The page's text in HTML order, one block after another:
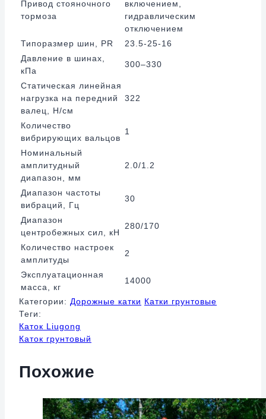
Привод стояночного
тормоза
включением,
гидравлическим
отключением
Типоразмер шин, PR
23.5-25-16
Давление в шинах,
кПа
300–330
Статическая линейная
нагрузка на передний
валец, Н/см
322
Количество
вибрирующих вальцов
1
Номинальный
амплитудный
диапазон, мм
2.0/1.2
Диапазон частоты
вибраций, Гц
30
Диапазон
центробежных сил, кН
280/170
Количество настроек
амплитуды
2
Эксплуатационная
масса, кг
14000
Категории: Дорожные катки Катки грунтовые
Теги:
Каток Liugong
Каток грунтовый
Похожие